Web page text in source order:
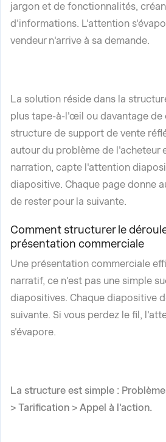
jargon et de fonctionnalités,
d'informations. L'attention
vendeur n'arrive à sa demande.
La solution réside dans la
plus tape-à-l'œil ou davantage de
structure de support de vente
autour du problème de l'acheteur
narration, capte l'attention
diapositive. Chaque page donne
de rester pour la suivante.
Comment structurer le
présentation commerciale
Une présentation commerciale
narratif, ce n'est pas une simple
diapositives. Chaque diapositive
suivante. Si vous perdez le fil,
s'évapore.
La structure est simple :
> Tarification > Appel à l'action.